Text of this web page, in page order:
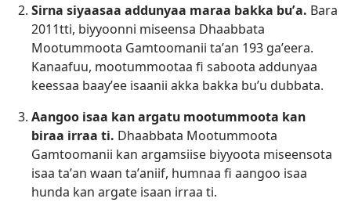
Sirna siyaasaa addunyaa maraa bakka buʼa. Bara
2011⁠tti, biyyoonni miseensa Dhaabbata
Mootummoota Gamtoomanii taʼan 193 gaʼeera.
Kanaafuu, mootummootaa fi saboota addunyaa
keessaa baayʼee isaanii akka bakka buʼu dubbata.
Aangoo isaa kan argatu mootummoota kan
biraa irraa ti. Dhaabbata Mootummoota
Gamtoomanii kan argamsiise biyyoota miseensota
isaa taʼan waan taʼaniif, humnaa fi aangoo isaa
hunda kan argate isaan irraa ti.